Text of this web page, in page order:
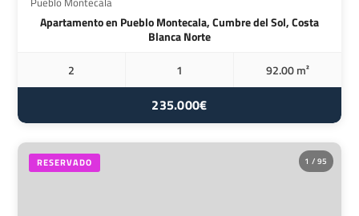
Apartamento en Pueblo Montecala, Cumbre del Sol, Costa
Blanca Norte
2
1 92.00 m²
235.000€
1 / 95
RESERVADO